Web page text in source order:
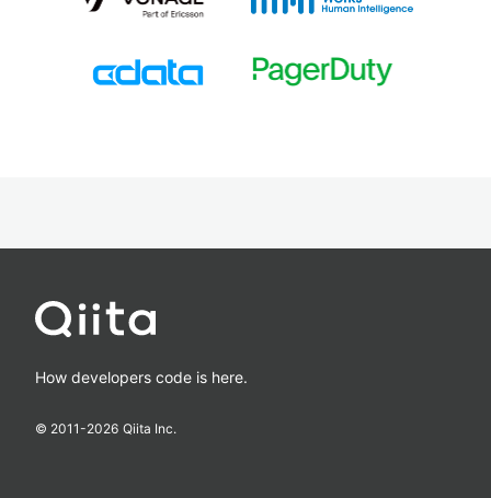
How developers code is here.
© 2011-2026 Qiita Inc.